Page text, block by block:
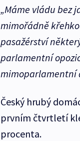
„Máme vládu bez
mimořádně
pasažérství
parlamentní
mimoparlamentní
Český hrubý
prvním čtvrtletí
procenta.